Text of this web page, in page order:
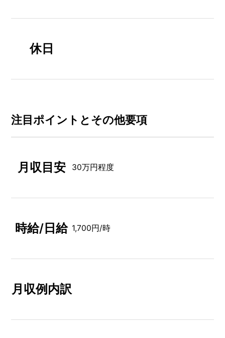
休日
注⽬ポイントとその他要項
月収目安 30万円程度
時給/日給 1,700円/時
月収例内訳